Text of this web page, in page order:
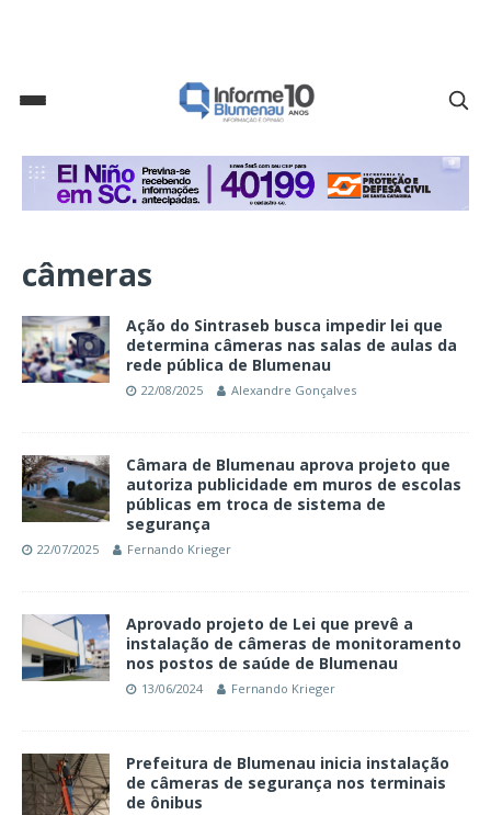
câmeras
Ação do Sintraseb busca impedir lei que
determina câmeras nas salas de aulas da
rede pública de Blumenau
22/08/2025 Alexandre Gonçalves
Câmara de Blumenau aprova projeto que
autoriza publicidade em muros de escolas
públicas em troca de sistema de
segurança
22/07/2025 Fernando Krieger
Aprovado projeto de Lei que prevê a
instalação de câmeras de monitoramento
nos postos de saúde de Blumenau
13/06/2024 Fernando Krieger
Prefeitura de Blumenau inicia instalação
de câmeras de segurança nos terminais
de ônibus